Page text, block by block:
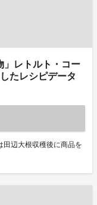
」レトルト・コー
たレシピデータ
辺大根収穫後に商品を